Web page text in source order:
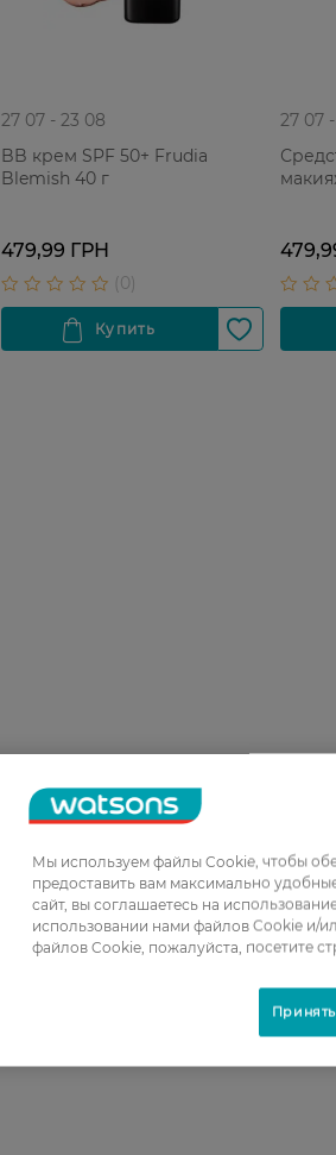
27 07 - 23 08
BB крем SPF 50+ Frudia
Blemish 40 г
479,99 ГРН
27 07
Мы используем файлы Cookie, чтобы
предоставить вам максимально
сайт, вы соглашаетесь на
использовании нами файлов Cookie и/
файлов Cookie, пожалуйста, посетите